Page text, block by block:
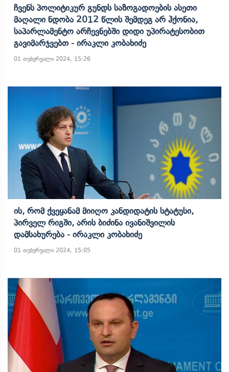
Ჩვენს Პოლიტიკურ Გუნდს Საზოგადოების Ასეთი
Მაღალი Ნდობა 2012 Წლის Შემდეგ Არ Ჰქონია,
Საპარლამენტო Არჩევნებში Დიდი Უპირატესობით
Გავიმარჯვებთ - Ირაკლი Კობახიძე
01 თებერვალი 2024, 15:26
Ის, Რომ Ქვეყანამ Მიიღო Კანდიდატის Სტატუსი,
Პირველ Რიგში, Არის Ბიძინა Ივანიშვილის
Დამსახურება - Ირაკლი Კობახიძე
01 თებერვალი 2024, 15:05